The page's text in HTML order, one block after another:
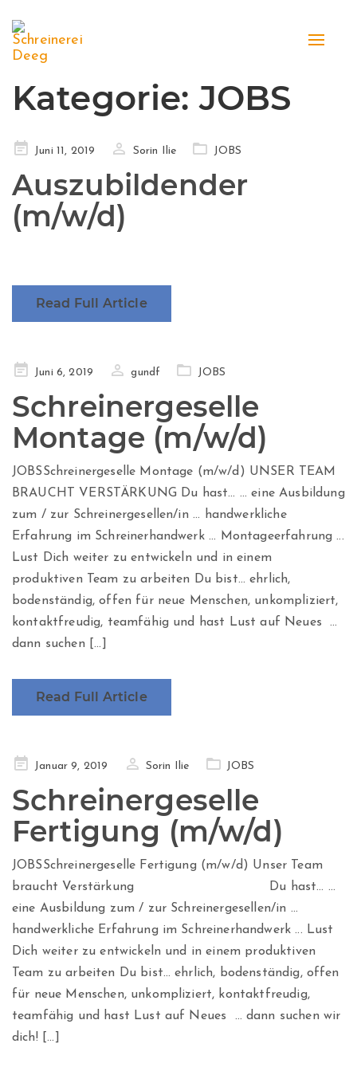
Toggle
Kategorie:JOBS
PostedJuni 11, 2019 Sorin Ilie JOBS
Auszubildender
(m/w/d)
Read Full Article
PostedJuni 6, 2019 gundf JOBS
Schreinergeselle
Montage (m/w/d)
JOBSSchreinergeselle Montage (m/w/d) UNSER TEAM
BRAUCHT VERSTÄRKUNG Du hast… ... eine Ausbildung
zum / zur Schreinergesellen/in ... handwerkliche
Erfahrung im Schreinerhandwerk ... Montageerfahrung ...
Lust Dich weiter zu entwickeln und in einem
produktiven Team zu arbeiten Du bist… ehrlich,
bodenständig, offen für neue Menschen, unkompliziert,
kontaktfreudig, teamfähig und hast Lust auf Neues …
dann suchen [...]
Read Full Article
PostedJanuar 9, 2019 Sorin Ilie JOBS
Schreinergeselle
Fertigung (m/w/d)
JOBSSchreinergeselle Fertigung (m/w/d) Unser Team
braucht Verstärkung Du hast… ...
eine Ausbildung zum / zur Schreinergesellen/in ...
handwerkliche Erfahrung im Schreinerhandwerk ... Lust
Dich weiter zu entwickeln und in einem produktiven
Team zu arbeiten Du bist… ehrlich, bodenständig, offen
für neue Menschen, unkompliziert, kontaktfreudig,
teamfähig und hast Lust auf Neues … dann suchen wir
dich! [...]